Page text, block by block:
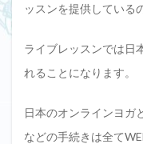
ッスンを提供している
ライブレッスンでは日
れることになります。
日本のオンラインヨガ
などの手続きは全て